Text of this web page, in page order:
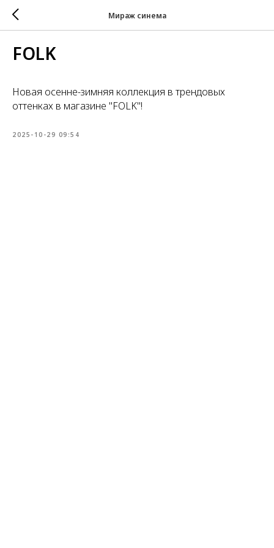
Мираж синема
FOLK
Новая осенне-зимняя коллекция в трендовых
оттенках в магазине "FOLK"!
2025-10-29 09:54